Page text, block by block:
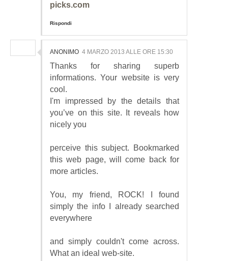
picks.com
Rispondi
ANONIMO 4 MARZO 2013 ALLE ORE 15:30
Thanks for sharing superb
informations. Your website is very
cool.
I'm impressed by the details that
you’ve on this site. It reveals how
nicely you
perceive this subject. Bookmarked
this web page, will come back for
more articles.
You, my friend, ROCK! I found
simply the info I already searched
everywhere
and simply couldn't come across.
What an ideal web-site.